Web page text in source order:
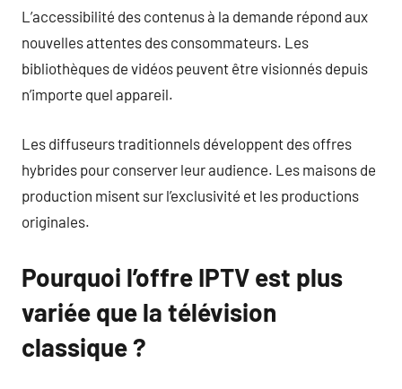
L’accessibilité des contenus à la demande répond aux
nouvelles attentes des consommateurs. Les
bibliothèques de vidéos peuvent être visionnés depuis
n’importe quel appareil.
Les diffuseurs traditionnels développent des offres
hybrides pour conserver leur audience. Les maisons de
production misent sur l’exclusivité et les productions
originales.
Pourquoi l’offre IPTV est plus
variée que la télévision
classique ?